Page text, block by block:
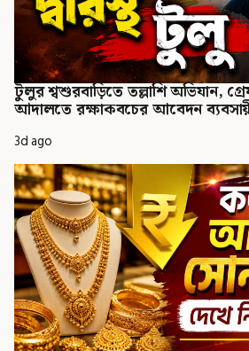
টুলুর শ্বশুরবাড়িতে তল্লাশি অভিযান,
আদালতে রক্ষাকবচের আবেদন
3d ago